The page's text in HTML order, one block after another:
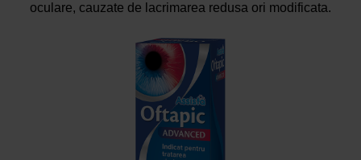
oculare, cauzate de lacrimarea redusa ori modificata.